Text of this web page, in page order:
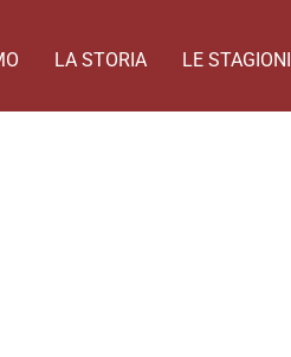
LA STORIA LE STAGIONI